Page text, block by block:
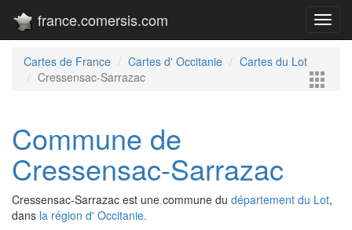
france.comersis.com
Cartes de France Cartes d' Occitanie
Cartes du Lot
Cressensac-Sarrazac
Commune de
Cressensac-Sarrazac
Cressensac-Sarrazac est une commune du département du Lot,
dans la région d' Occitanie.